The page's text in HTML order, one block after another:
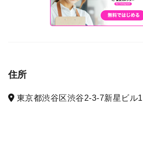
住所
東京都渋谷区渋谷2-3-7新星ビル